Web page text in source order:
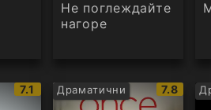
Не поглеждайте
нагоре
IMDb
рейтинг:
7.1 Драматични
IMDb
7.8